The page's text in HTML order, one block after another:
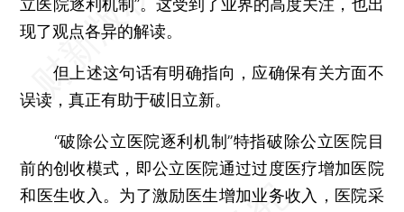
立医院逐利机制”。这受到了业界的高度关注，也出
现了观点各异的解读。
但上述这句话有明确指向，应确保有关方面不
误读，真正有助于破旧立新。
“破除公立医院逐利机制”特指破除公立医院目
前的创收模式，即公立医院通过过度医疗增加医院
和医生收入。为了激励医生增加业务收入，医院采